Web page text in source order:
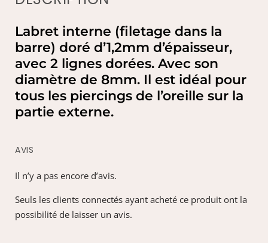
Labret interne (filetage dans la
barre) doré d’1,2mm d’épaisseur,
avec 2 lignes dorées. Avec son
diamètre de 8mm. Il est idéal pour
tous les piercings de l’oreille sur la
partie externe.
AVIS
Il n’y a pas encore d’avis.
Seuls les clients connectés ayant acheté ce produit ont la
possibilité de laisser un avis.